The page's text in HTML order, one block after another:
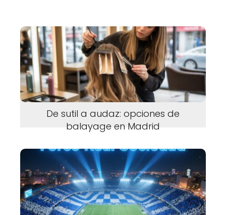
De sutil a audaz: opciones de
balayage en Madrid